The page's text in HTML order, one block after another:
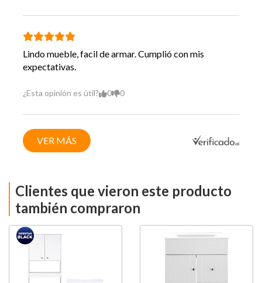
Lindo mueble, facil de armar. Cumplió con mis
expectativas.
¿Esta opinión es útil? 0 0
VER MÁS
Clientes que vieron este producto
también compraron